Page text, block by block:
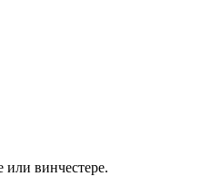
винчестере.